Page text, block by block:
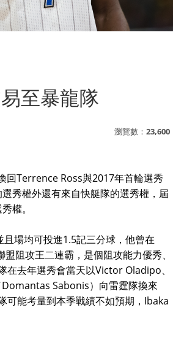
至暴龍隊
瀏覽數： 23,600
回Terrence Ross與2017年首輪選秀
秀權外還有來自快艇隊的選秀權，屆
權。
場均可投進1.5記三分球，他曾在
阻攻王二連霸，是個阻攻能力優秀、
在去年選秀會當天以Victor Oladipo、
Sabonis）向雷霆隊換來
可能考量到本季戰績不如預期，Ibaka